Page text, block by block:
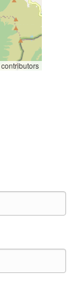
contributors